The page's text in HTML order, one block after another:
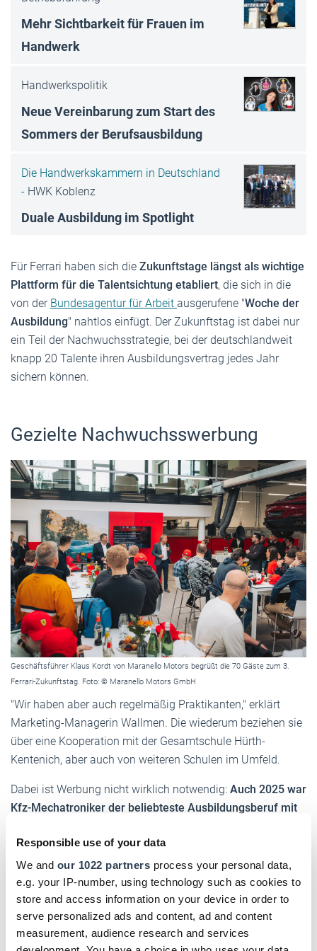
Responsible use of your data
We and our 1022 partners process your personal data,
e.g. your IP-number, using technology such as cookies to
store and access information on your device in order to
serve personalized ads and content, ad and content
measurement, audience research and services
Mehr Sichtbarkeit für Frauen im
Handwerk
Handwerkspolitik
Neue Vereinbarung zum Start des
Sommers der Berufsausbildung
Die Handwerkskammern in Deutschland
- HWK Koblenz
Duale Ausbildung im Spotlight
Für Ferrari haben sich die Zukunftstage längst als wichtige
Plattform für die Talentsichtung etabliert, die sich in die
von der Bundesagentur für Arbeit ausgerufene "Woche der
Ausbildung" nahtlos einfügt. Der Zukunftstag ist dabei nur
ein Teil der Nachwuchsstrategie, bei der deutschlandweit
knapp 20 Talente ihren Ausbildungsvertrag jedes Jahr
sichern können.
Gezielte Nachwuchsswerbung
Geschäftsführer Klaus Kordt von Maranello Motors begrüßt die 70 Gäste zum 3.
Ferrari-Zukunftstag. Foto: © Maranello Motors GmbH
"Wir haben aber auch regelmäßig Praktikanten," erklärt
Marketing-Managerin Wallmen. Die wiederum beziehen sie
über eine Kooperation mit der Gesamtschule Hürth-
Kentenich, aber auch von weiteren Schulen im Umfeld.
Dabei ist Werbung nicht wirklich notwendig: Auch 2025 war
Kfz-Mechatroniker der beliebteste Ausbildungsberuf mit
Marke wie Ferrari starten zu dürfen, ist schon das ganz
große Los.
DHB jetzt auch digital!
Einfach hier klicken und für das digitale Deutsche
Handwerksblatt (DHB) registrieren!